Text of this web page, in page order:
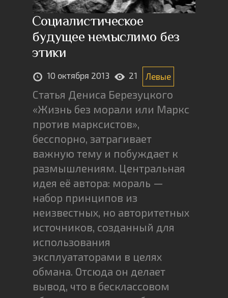
Социалистическое
будущее немыслимо без
этики
10 октября 2013 21 Левые
Статья Дениса Березуцкого
«Жизнь без морали или Маркс
против марксистов»,
бесспорно, затрагивает
важную тему и побуждает к
размышлениям. Центральная
идея её автора: мораль —
набор принципов из
неизвестных, но авторитетных
источников, созданный для
использования
эксплуататорами в целях
обмана. Отсюда он делает
вывод, что в бесклассовом